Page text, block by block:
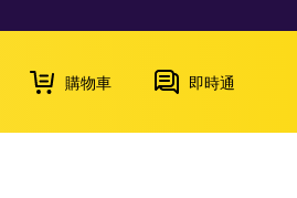
購物車 即時通